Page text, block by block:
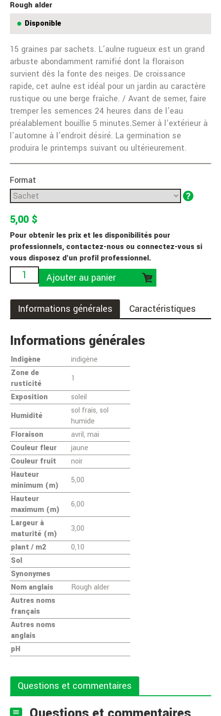
Rough alder
Disponible
15 graines par sachets. L’aulne rugueux est un grand
arbuste abondamment ramifié dont la floraison
survient dès la fonte des neiges. De croissance
rapide, cet aulne est idéal pour un jardin au caractère
rustique ou une berge fraîche. / Avant de semer, faire
tremper les semences 24 heures dans de l’eau
préalablement bouillie 5 minutes.Semer à l’extérieur à
l’automne à l’endroit désiré. La germination se
produira le printemps suivant ou ultérieurement.
Format
5,00 $
Pour obtenir les prix et les disponibilités pour
professionnels, contactez-nous ou connectez-vous si
vous disposez d'un profil professionnel.
Ajouter au panier
Informations générales Caractéristiques
Informations générales
Indigène
indigène
Zone de
rusticité
1
Exposition
soleil
Humidité
sol frais, sol
humide
Floraison
avril, mai
Couleur fleur
jaune
Couleur fruit
noir
Hauteur
minimum (m)
5,00
Hauteur
maximum (m)
6,00
Largeur à
maturité (m)
3,00
plant / m2
0,10
Sol
Synonymes
Nom anglais
Rough alder
Autres noms
français
Autres noms
anglais
pH
Questions et commentaires